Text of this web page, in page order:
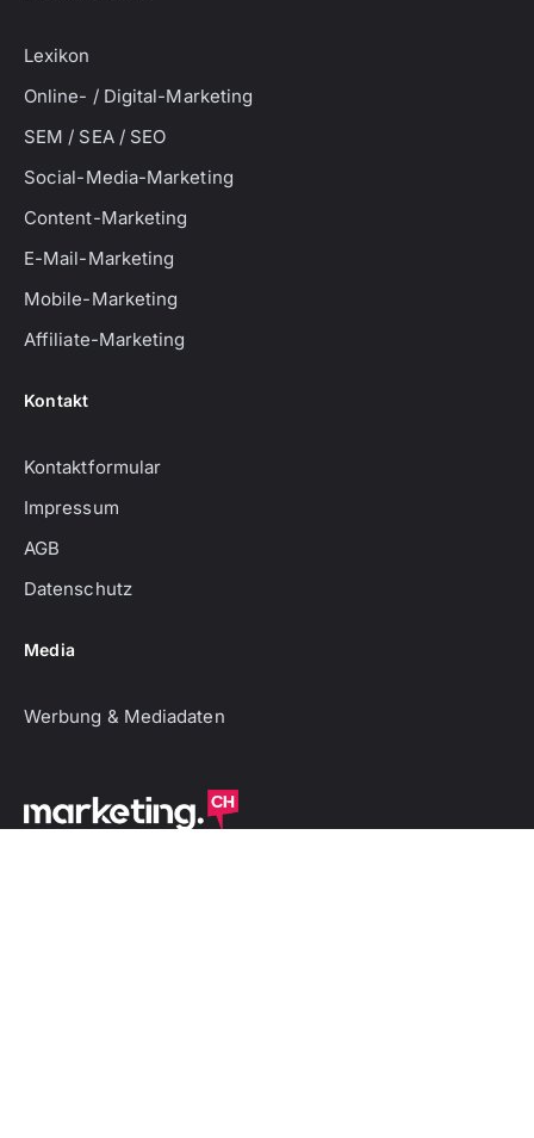
Lexikon
Online- / Digital-Marketing
SEM / SEA / SEO
Social-Media-Marketing
Content-Marketing
E-Mail-Marketing
Mobile-Marketing
Affiliate-Marketing
Kontakt
Kontaktformular
Impressum
AGB
Datenschutz
Media
Werbung & Mediadaten